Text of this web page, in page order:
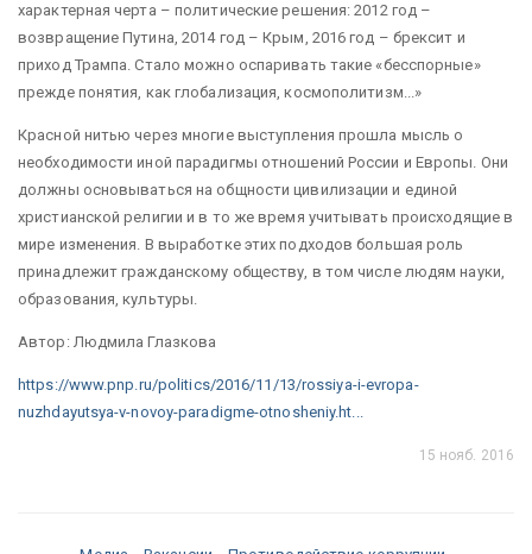
характерная черта – политические решения: 2012 год –
возвращение Путина, 2014 год – Крым, 2016 год – брексит и
приход Трампа. Стало можно оспаривать такие «бесспорные»
прежде понятия, как глобализация, космополитизм...»
Красной нитью через многие выступления прошла мысль о
необходимости иной парадигмы отношений России и Европы. Они
должны основываться на общности цивилизации и единой
христианской религии и в то же время учитывать происходящие в
мире изменения. В выработке этих подходов большая роль
принадлежит гражданскому обществу, в том числе людям науки,
образования, культуры.
Автор: Людмила Глазкова
https://www.pnp.ru/politics/2016/11/13/rossiya-i-evropa-
nuzhdayutsya-v-novoy-paradigme-otnosheniy.ht...
15 нояб. 2016